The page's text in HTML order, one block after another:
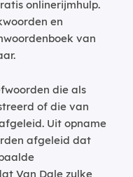
onlinerijmhulp.
en
van
die als
of die van
Uit opname
afgeleid dat
Van Dale zulke